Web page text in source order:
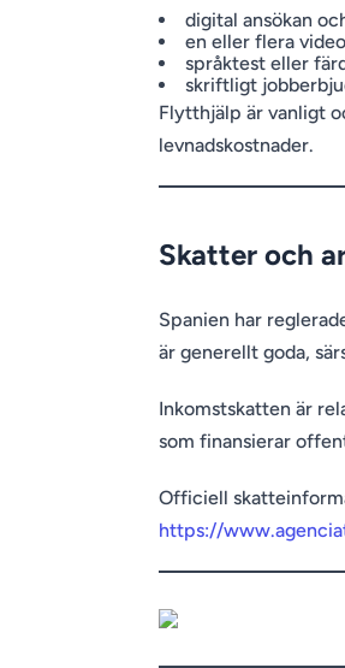
digital ansökan
en eller flera
språktest eller
skriftligt
Flytthjälp är vanligt
levnadskostnader.
Skatter och
Spanien har
är generellt goda,
Inkomstskatten är
som finansierar
Officiell
https://